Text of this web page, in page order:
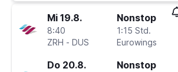
Mi 19.8.
8:40
ZRH - DUS
Nonstop
1:15 Std.
Eurowings
Do 20.8. Nonstop